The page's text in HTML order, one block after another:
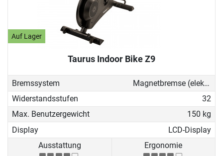
Auf Lager
Taurus Indoor Bike Z9
Bremssystem
Magnetbremse (elektronisch)
Widerstandsstufen
32
Max. Benutzergewicht
150 kg
Display
LCD-Display
Ausstattung
Ergonomie